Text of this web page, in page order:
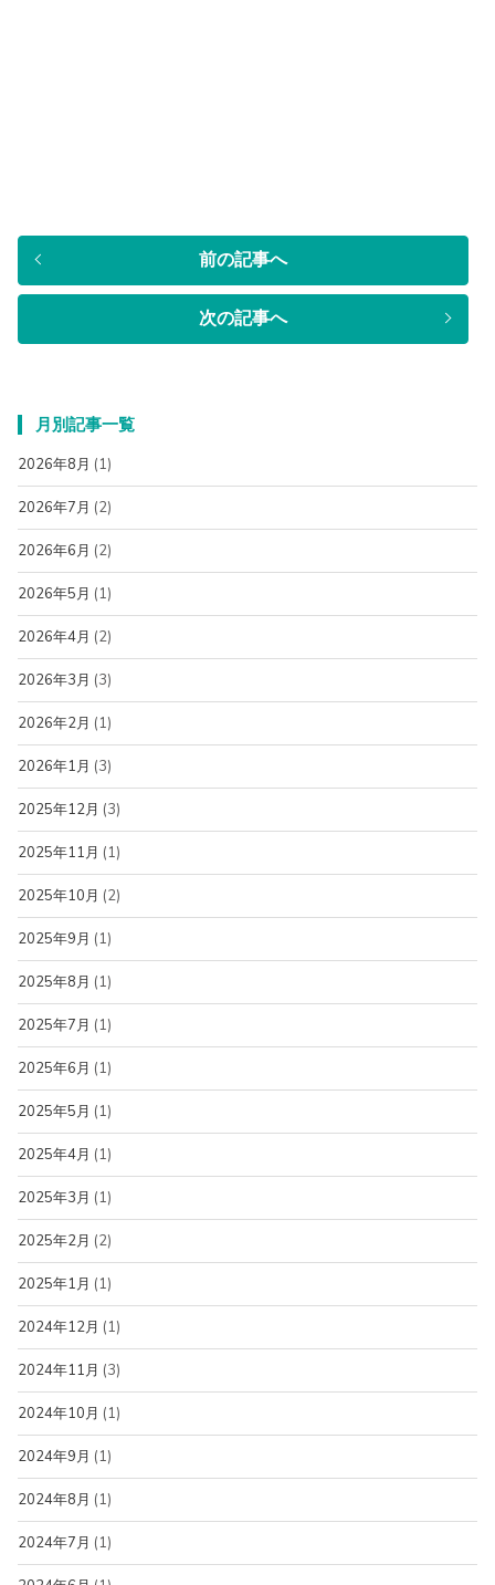
前の記事へ
次の記事へ
月別記事一覧
2026年8月 (1)
2026年7月 (2)
2026年6月 (2)
2026年5月 (1)
2026年4月 (2)
2026年3月 (3)
2026年2月 (1)
2026年1月 (3)
2025年12月 (3)
2025年11月 (1)
2025年10月 (2)
2025年9月 (1)
2025年8月 (1)
2025年7月 (1)
2025年6月 (1)
2025年5月 (1)
2025年4月 (1)
2025年3月 (1)
2025年2月 (2)
2025年1月 (1)
2024年12月 (1)
2024年11月 (3)
2024年10月 (1)
2024年9月 (1)
2024年8月 (1)
2024年7月 (1)